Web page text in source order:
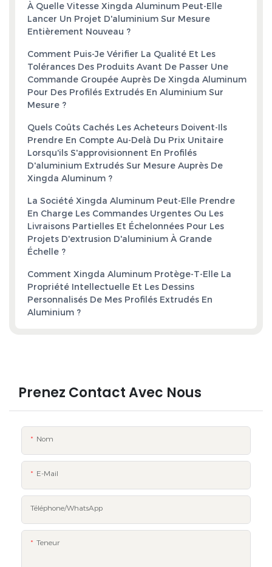
À Quelle Vitesse Xingda Aluminum Peut-Elle
Lancer Un Projet D'aluminium Sur Mesure
Entièrement Nouveau ?
Comment Puis-Je Vérifier La Qualité Et Les
Tolérances Des Produits Avant De Passer Une
Commande Groupée Auprès De Xingda Aluminum
Pour Des Profilés Extrudés En Aluminium Sur
Mesure ?
Quels Coûts Cachés Les Acheteurs Doivent-Ils
Prendre En Compte Au-Delà Du Prix Unitaire
Lorsqu'ils S'approvisionnent En Profilés
D'aluminium Extrudés Sur Mesure Auprès De
Xingda Aluminum ?
La Société Xingda Aluminum Peut-Elle Prendre
En Charge Les Commandes Urgentes Ou Les
Livraisons Partielles Et Échelonnées Pour Les
Projets D'extrusion D'aluminium À Grande
Échelle ?
Comment Xingda Aluminum Protège-T-Elle La
Propriété Intellectuelle Et Les Dessins
Personnalisés De Mes Profilés Extrudés En
Aluminium ?
Prenez Contact Avec Nous
Nom
E-Mail
Téléphone/WhatsApp
Teneur